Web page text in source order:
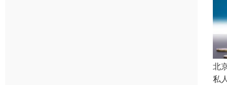
北
私